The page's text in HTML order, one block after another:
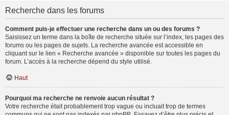
Recherche dans les forums
Comment puis-je effectuer une recherche dans un ou des forums ?
Saisissez un terme dans la boîte de recherche située sur l’index, les pages des
forums ou les pages de sujets. La recherche avancée est accessible en
cliquant sur le lien « Recherche avancée » disponible sur toutes les pages du
forum. L’accès à la recherche dépend du style utilisé.
Haut
Pourquoi ma recherche ne renvoie aucun résultat ?
Votre recherche était probablement trop vague ou incluait trop de termes